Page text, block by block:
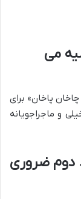
می
1: حکم سلطنتی چاخان پاخان» برای
تخیلی و ماجراجویانه
دوم ضروری